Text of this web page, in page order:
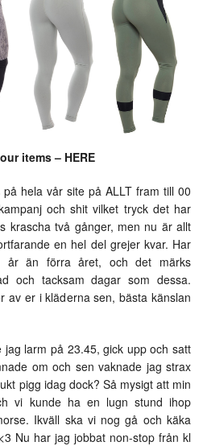
items – HERE
hela vår site på ALLT fram till 00
och shit vilket tryck det har
krascha två gånger, men nu är allt
en hel del grejer kvar. Har
år än förra året, och det märks
och tacksam dagar som dessa.
av er i kläderna sen, bästa känslan
larm på 23.45, gick upp och satt
om och sen vaknade jag strax
pigg idag dock? Så mysigt att min
vi kunde ha en lugn stund ihop
Ikväll ska vi nog gå och käka
Nu har jag jobbat non-stop från kl